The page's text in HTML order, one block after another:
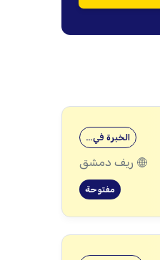
الخبرة في…
ريف دمشق
مفتوحة